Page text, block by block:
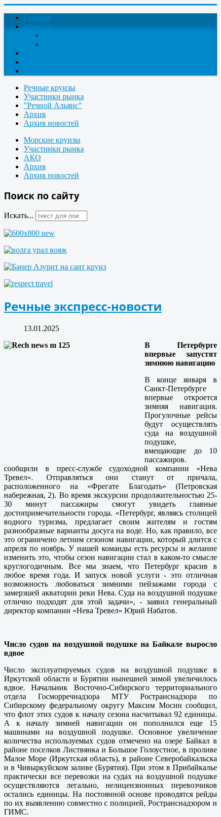
Главная
Новости
Речные круизы
Участники рынка
"Речной Альянс"
Архив
Архив новостей
Морские круизы
Участники рынка
АКО
Архив
Архив новостей
Поиск по сайту
Искать...
Речные экспресс-новости
13.01.2025
В Петербурге
впервые запустят
зимнюю навигацию
В конце января в
Санкт-Петербурге
впервые откроется
зимняя навигация.
Прогулочные рейсы
будут осуществлять
суда на воздушной
подушке,
вмещающие до 10
пассажиров.
сообщили в пресс-службе судоходной компании «Нева
Тревел». Отправляться они станут от причала,
расположенного на «Фрегате Благодать» (Петровская
набережная, 2). Во время экскурсии продолжительностью 25-
30 минут пассажиры смогут увидеть главные
достопримечательности города. «Петербург, являясь столицей
водного туризма, предлагает своим жителям и гостям
разнообразные варианты досуга на воде. Но, как правило, все
это ограничено летним сезоном навигации, который длится с
апреля по ноябрь. У нашей команды есть ресурсы и желание
изменить это, чтобы сезон навигации стал в каком-то смысле
круглогодичным. Все мы знаем, что Петербург красив в
любое время года. И запуск новой услуги - это отличная
возможность любоваться зимними пейзажами города с
замерзшей акватории реки Нева. Суда на воздушной подушке
отлично подходят для этой задачи», - заявил генеральный
директор компании «Нева Тревел» Юрий Набатов.
Число судов на воздушной подушке на Байкале выросло
вдвое
Число эксплуатируемых судов на воздушной подушке в
Иркутской области и Бурятии нынешней зимой увеличилось
вдвое. Начальник Восточно-Сибирского территориального
отдела Госморречнадзора МТУ Ространснадзора по
Сибирскому федеральному округу Максим Мосин сообщил,
что флот этих судов к началу сезона насчитывал 92 единицы.
А к началу зимней навигации он пополнился еще 15
машинами на воздушной подушке. Основное увеличение
количества используемых судов отмечено на озере Байкал в
районе поселков Листвянка и Большое Голоустное, в проливе
Малое Море (Иркутская область), в районе Северобайкальска
и в Чивыркуйском заливе (Бурятия). При этом в Прибайкалье
практически все перевозки на судах на воздушной подушке
осуществляются легально, нелицензионных перевозчиков
остались единицы. На постоянной основе проводятся рейды
по их выявлению совместно с полицией, Ространснадзором и
ГИМС.